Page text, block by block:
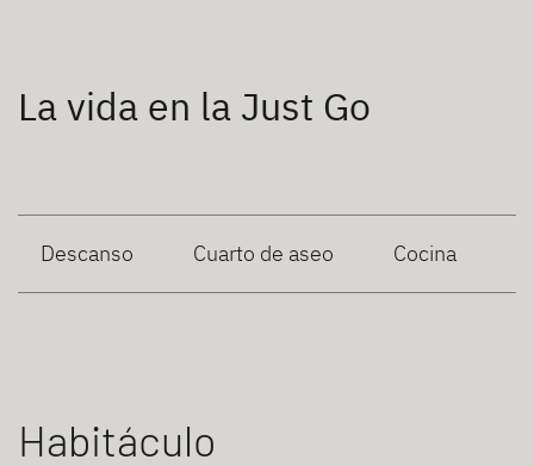
La vida en la Just Go
Descanso Cuarto de aseo Cocina
Habitáculo